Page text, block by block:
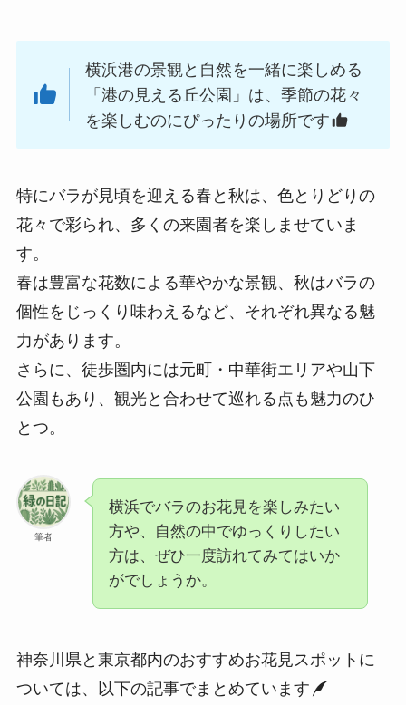
横浜港の景観と自然を一緒に楽しめる
「港の見える丘公園」は、季節の花々
を楽しむのにぴったりの場所です
特にバラが見頃を迎える春と秋は、色とりどりの
花々で彩られ、多くの来園者を楽しませていま
す。
春は豊富な花数による華やかな景観、秋はバラの
個性をじっくり味わえるなど、それぞれ異なる魅
力があります。
さらに、徒歩圏内には元町・中華街エリアや山下
公園もあり、観光と合わせて巡れる点も魅力のひ
とつ。
筆者
横浜でバラのお花見を楽しみたい
方や、自然の中でゆっくりしたい
方は、ぜひ一度訪れてみてはいか
がでしょうか。
神奈川県と東京都内のおすすめお花見スポットに
ついては、以下の記事でまとめています